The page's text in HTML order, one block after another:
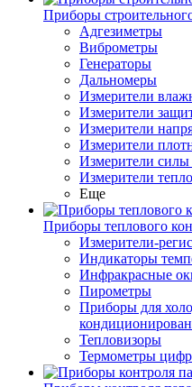
Приборы
Адгезиметры
Виброметры
Генераторы
Дальномеры
Измерители
Измерители
Измерители
Измерители
Измерители
Измерители
Еще
Приборы теплового
Измерители-
Индикаторы
Инфракрасные
Пирометры
Приборы для
Тепловизоры
Термометры